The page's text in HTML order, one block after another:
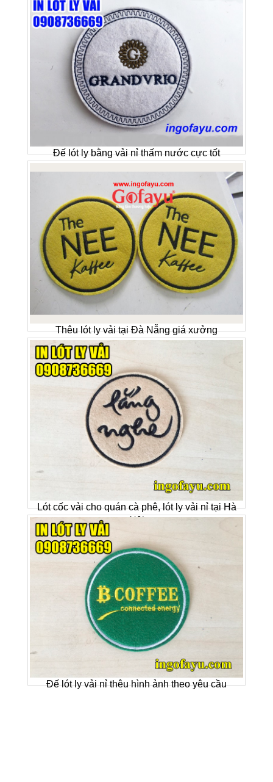
Đế lót ly bằng vải nỉ thấm nước cực tốt
Thêu lót ly vải tại Đà Nẵng giá xưởng
Lót cốc vải cho quán cà phê, lót ly vải nỉ tại Hà
Nội
Đế lót ly vải nỉ thêu hình ảnh theo yêu cầu